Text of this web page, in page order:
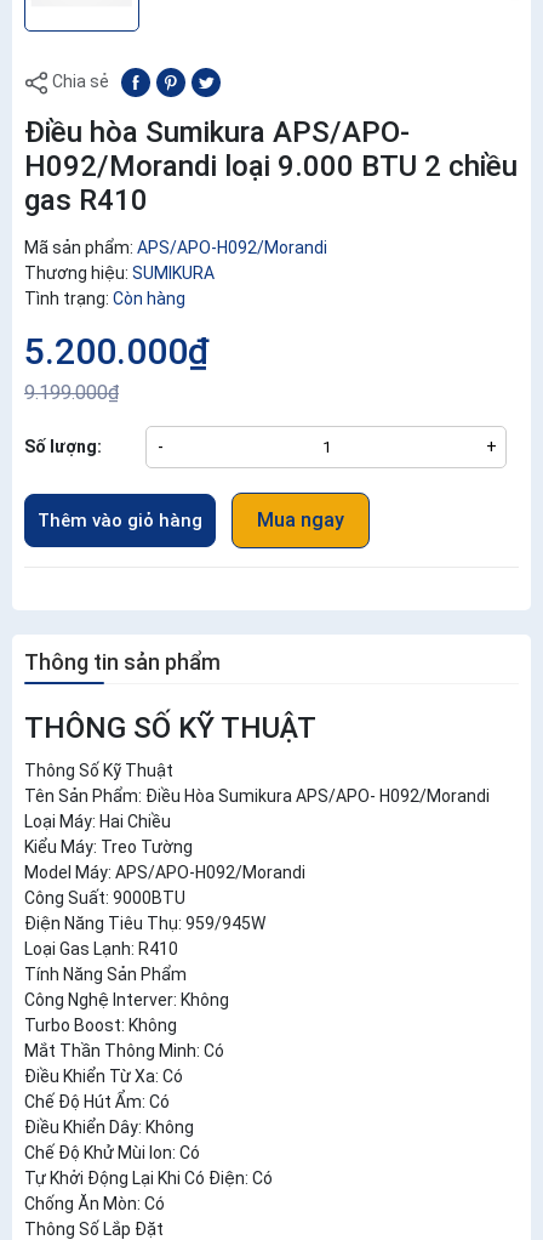
Chia sẻ
Điều hòa Sumikura APS/APO-
H092/Morandi loại 9.000 BTU 2 chiều
gas R410
Mã sản phẩm: APS/APO-H092/Morandi
Thương hiệu: SUMIKURA
Tình trạng: Còn hàng
5.200.000₫
9.199.000₫
Số lượng: - +
Thêm vào giỏ hàng Mua ngay
Thông tin sản phẩm
THÔNG SỐ KỸ THUẬT
Thông Số Kỹ Thuật
Tên Sản Phẩm: Điều Hòa Sumikura APS/APO- H092/Morandi
Loại Máy: Hai Chiều
Kiểu Máy: Treo Tường
Model Máy: APS/APO-H092/Morandi
Công Suất: 9000BTU
Điện Năng Tiêu Thụ: 959/945W
Loại Gas Lạnh: R410
Tính Năng Sản Phẩm
Công Nghệ Interver: Không
Turbo Boost: Không
Mắt Thần Thông Minh: Có
Điều Khiển Từ Xa: Có
Chế Độ Hút Ẩm: Có
Điều Khiển Dây: Không
Chế Độ Khử Mùi Ion: Có
Tự Khởi Động Lại Khi Có Điện: Có
Chống Ăn Mòn: Có
Thông Số Lắp Đặt